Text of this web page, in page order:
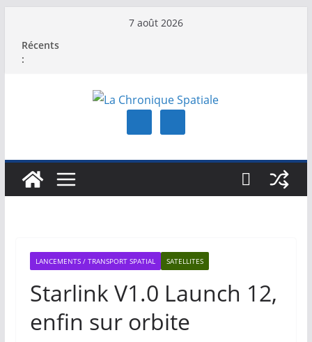
contenu
7 août 2026
Récents
:
LANCEMENTS / TRANSPORT SPATIAL SATELLITES
Starlink V1.0 Launch 12,
enfin sur orbite